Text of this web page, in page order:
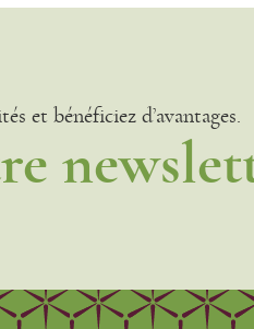
et bénéficiez d’avantages.